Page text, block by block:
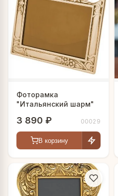
Фоторамка
"Итальянский шарм"
3 890 ₽ 00029
В корзину